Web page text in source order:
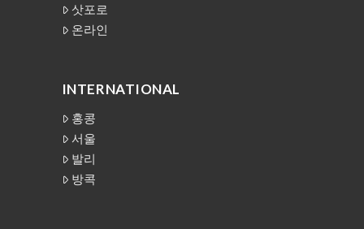
삿포로
온라인
INTERNATIONAL
홍콩
서울
발리
방콕